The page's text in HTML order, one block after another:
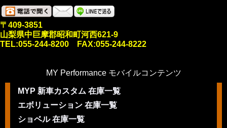
〒409-3851
山梨県中巨摩郡昭和町河西621-9
TEL:055-244-8200 FAX:055-244-8222
MY Performance モバイルコンテンツ
MYP 新車カスタム 在庫一覧
エボリューション 在庫一覧
ショベル 在庫一覧